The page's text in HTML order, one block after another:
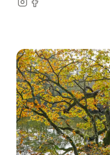
Instagram
Facebook